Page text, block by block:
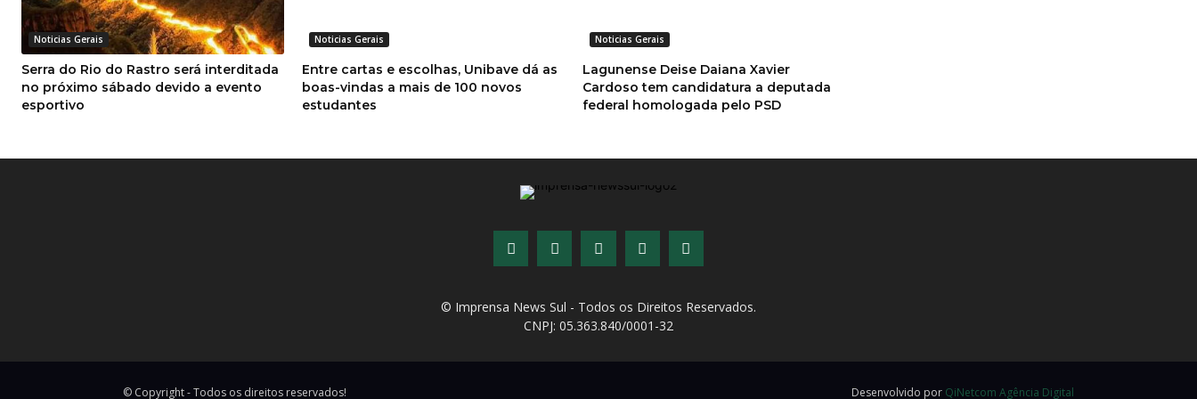
Noticias Gerais
Serra do Rio do Rastro será interditada
no próximo sábado devido a evento
esportivo
Noticias Gerais
Entre cartas e escolhas, Unibave dá as
boas-vindas a mais de 100 novos
estudantes
Noticias Gerais
Lagunense Deise Daiana Xavier
Cardoso tem candidatura a deputada
federal homologada pelo PSD
© Imprensa News Sul - Todos os Direitos Reservados.
CNPJ: 05.363.840/0001-32
© Copyright - Todos os direitos reservados! Desenvolvido por QiNetcom Agência Digital